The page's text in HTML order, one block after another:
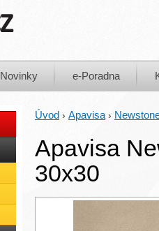
Novinky e-Poradna
Úvod › Apavisa ›
Apavisa
30x30